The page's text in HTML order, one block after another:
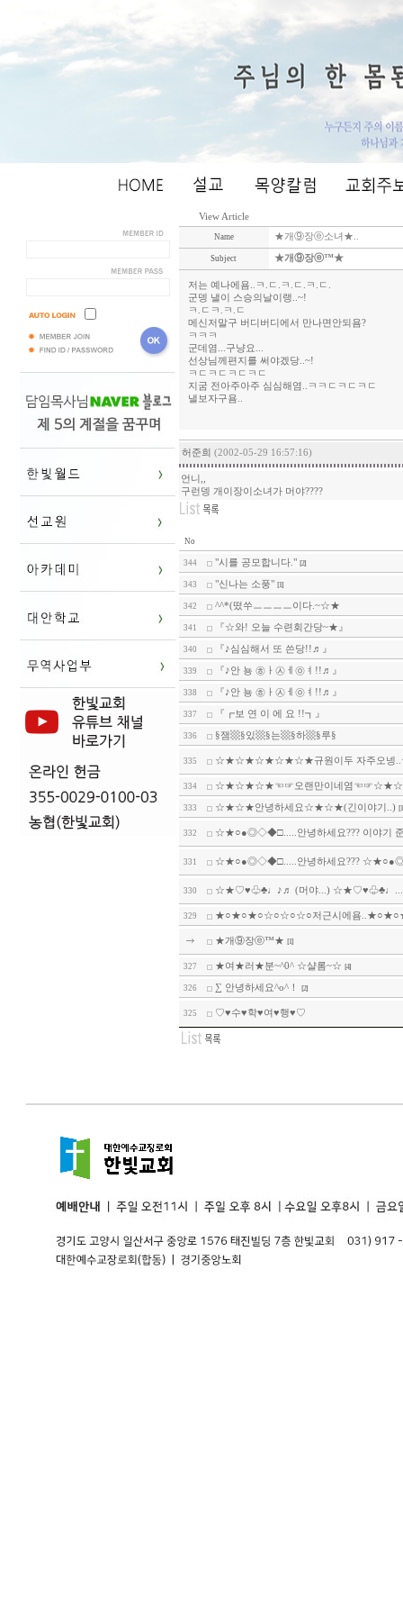
View Article
Name ★개⑨장ⓔ소녀★..
Subject ★개⑨장ⓔ™★
저는 예나에욤..ㅋ.ㄷ.ㅋ.ㄷ.ㅋ.ㄷ.
군뎅 낼이 스승의날이랭..~!
ㅋ.ㄷㅋ.ㅋ.ㄷ
메신저말구 버디버디에서 만나면안되욤?
ㅋㅋㅋ
군데염...구냥요...
선상님께편지를 써야겠당..~!
ㅋㄷㅋㄷㅋㄷㅋㄷ
지굼 전아주아주 심심해염..ㅋㅋㄷㅋㄷㅋㄷ
낼보자구욤..
허준희 (2002-05-29 16:57:16)
언니,,
구런뎅 개이장이소녀가 머야????
No
344 "시를 공모합니다." [2]
343 "신나는 소풍" [1]
342 ^^*(떴쑤ㅡㅡㅡㅡ이다.~☆★
341 『☆와! 오늘 수련회간당~★』
340 『♪심심해서 또 쓴당!!♬』
339 『♪안 뇽 ㉭ㅏ㉦ㅔ㉧ㅕ!!♬』
338 『♪안 뇽 ㉭ㅏ㉦ㅔ㉧ㅕ!!♬』
337 『┏보 연 이 에 요 !!┓』
336 §잼▩§있▩§는▩§하▩§루§
335 ☆★☆★☆★☆★☆★규원이두 자주오넹
334 ☆★☆★☆★☜☞오랜만이네염
333 ☆★☆★안녕하세요☆★☆★(긴이야기..)
332 ☆★○●◎◇◆□.....안녕하세요??? 이야기
331 ☆★○●◎◇◆□.....안녕하세요???
330 ☆★♡♥♧♣♩♪♬ (머야...) ☆★♡♥♧♣♩...
329 ★○★○★○☆○☆○☆○저근시에욤
★개⑨장ⓔ™★ [1]
327 ★여★러★분~^0^ ☆샬롬~☆ [4]
326 ∑ 안녕하세요^o^！ [2]
325 ♡♥수♥학♥여♥행♥♡